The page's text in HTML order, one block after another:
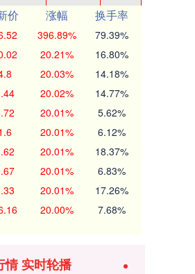
价 涨幅
换手率
396.89% 79.39%
20.21% 16.80%
20.03% 14.18%
20.02% 14.77%
20.01% 5.62%
20.01% 6.12%
20.01% 18.37%
20.01% 6.83%
20.01% 17.26%
20.00% 7.68%
情 实时轮播